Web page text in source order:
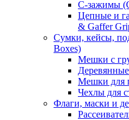
С-зажимы
Цепные и
& Gaffer
Сумки, кейсы,
Boxes)
Мешки с
Мешки для
Чехлы для
Флаги, маски и